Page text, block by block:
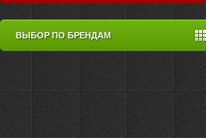
ВЫБОР ПО БРЕНДАМ